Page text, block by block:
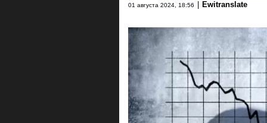
01 августа 2024, 18:56 Ewitranslate